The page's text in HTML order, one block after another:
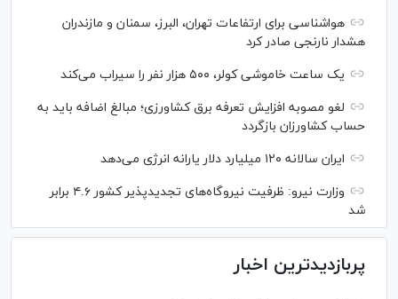
هواشناسی برای ارتفاعات تهران، البرز، سمنان و مازندران
هشدار نارنجی صادر کرد
یک ساعت خاموشی کولر، ۵۰۰ هزار نفر را سیراب می‌کند
لغو مصوبه افزایش تعرفه برق کشاورزی؛ مبالغ اضافه باید به
حساب کشاورزان بازگردد
ایران سالانه ۱۲۰ میلیارد دلار یارانه انرژی می‌دهد
وزارت نیرو: ظرفیت نیروگاه‌های تجدیدپذیر کشور ۴.۶ برابر
شد
پربازدیدترین اخبار